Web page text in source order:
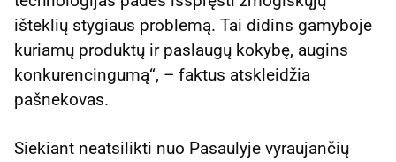
išteklių stygiaus problemą. Tai didins gamyboje
kuriamų produktų ir paslaugų kokybę, augins
konkurencingumą“, – faktus atskleidžia
pašnekovas.
Siekiant neatsilikti nuo Pasaulyje vyraujančių